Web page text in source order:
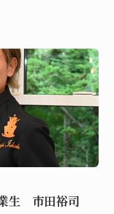
から足を延ばす人
生 市田裕司